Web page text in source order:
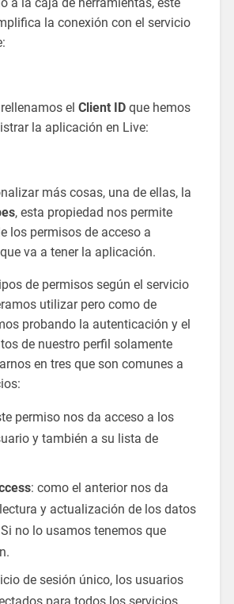
la conexión con el servicio
el Client IDque hemos
la aplicación en Live:
más cosas, una de ellas, la
, esta propiedad nos permite
los permisos de acceso a
va a tener la aplicación.
de permisos según el servicio
utilizar pero como de
probando la autenticación y el
de nuestro perfil solamente
en tres que son comunes a
permiso nos da acceso a los
y también a su lista de
: como el anterior nos da
y actualización de los datos
no lo usamos tenemos que
de sesión único, los usuarios